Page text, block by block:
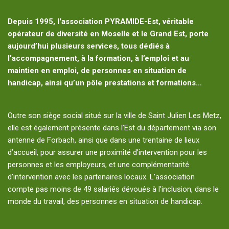
Depuis 1995, l'association PYRAMIDE-Est, véritable
opérateur de diversité en Moselle et le Grand Est, porte
aujourd’hui plusieurs services, tous dédiés à
l’accompagnement, à la formation, à l’emploi et au
maintien en emploi, de personnes en situation de
handicap, ainsi qu’un pôle prestations et formations…
Outre son siège social situé sur la ville de Saint Julien Les Metz,
elle est également présente dans l’Est du département via son
antenne de Forbach, ainsi que dans une trentaine de lieux
d’accueil, pour assurer une proximité d’intervention pour les
personnes et les employeurs, et une complémentarité
d’intervention avec les partenaires locaux. L’association
compte pas moins de 49 salariés dévoués à l’inclusion, dans le
monde du travail, des personnes en situation de handicap.